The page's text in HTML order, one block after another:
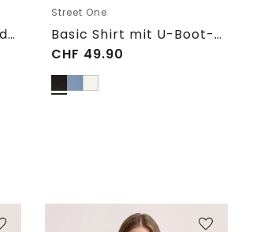
Langarm Shirt mit Rundhals im Loose Fit
Street One
Basic Shirt mit U-Boot-Ausschnitt
CHF 49.90